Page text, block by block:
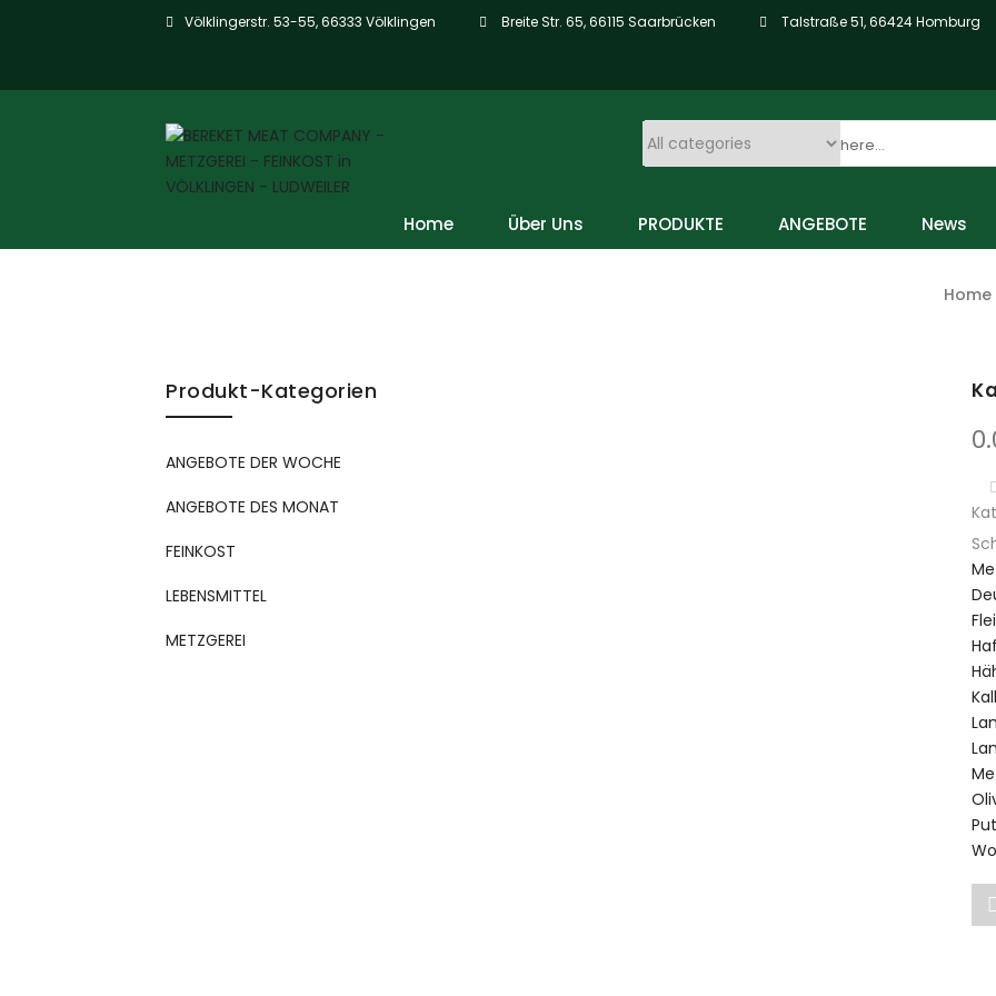
Völklingerstr. 53-55, 66333 Völklingen Breite Str. 65, 66115 Saarbrücken Talstraße 51, 66424 Homburg
Home Über Uns PRODUKTE ANGEBOTE News
Home
Skip to content
Produkt-Kategorien
ANGEBOTE DER WOCHE
ANGEBOTE DES MONAT
FEINKOST
LEBENSMITTEL
METZGEREI